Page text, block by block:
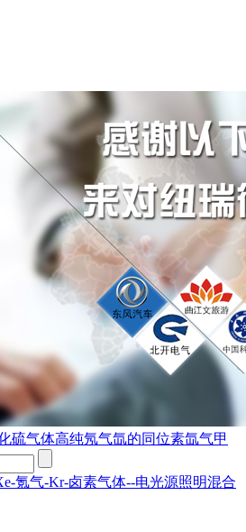
硫气体高纯氖气氙的同位素氙气甲
氪气-Kr-卤素气体--电光源照明混合